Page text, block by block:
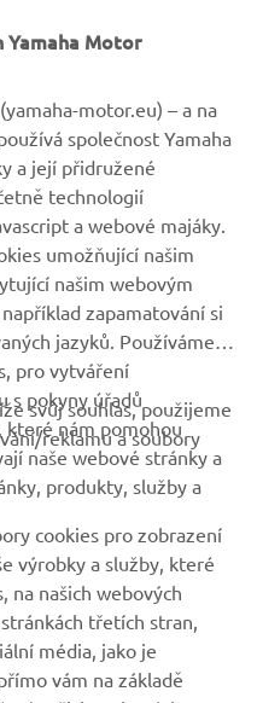
Yamaha Motor
motor.eu) – a na
společnost Yamaha
a její přidružené
technologií
a webové majáky.
umožňující našim
našim webovým
zapamatování si
jazyků. Používáme
pro vytváření
s pokyny úřadů
které nám pomohou
naše webové stránky a
produkty, služby a
svůj souhlas, použijeme
reklamu a soubory
cookies pro zobrazení
výrobky a služby, které
na našich webových
třetích stran,
média, jako je
vám na základě